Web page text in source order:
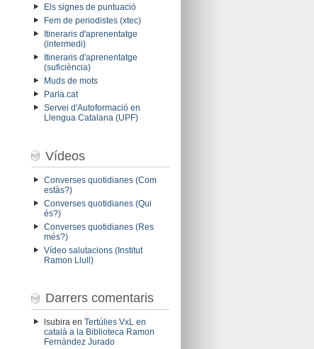
Els signes de puntuació
Fem de periodistes (xtec)
Itineraris d'aprenentatge
(intermedi)
Itineraris d'aprenentatge
(suficiència)
Muds de mots
Parla.cat
Servei d'Autoformació en
Llengua Catalana (UPF)
Vídeos
Converses quotidianes (Com
estàs?)
Converses quotidianes (Qui
és?)
Converses quotidianes (Res
més?)
Vídeo salutacions (Institut
Ramon Llull)
Darrers comentaris
lsubiraen Tertúlies VxL en
català a la Biblioteca Ramon
Fernàndez Jurado